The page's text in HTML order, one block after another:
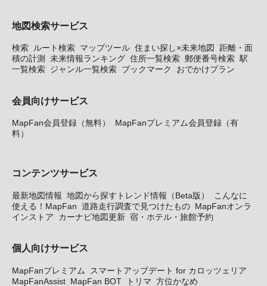
地図検索サービス
検索 ルート検索 マップツール 住まい探し×未来地図
距離・面
積の計測
未来情報ランキング 住所一覧検索 郵便番号検索 駅
一覧検索 ジャンル一覧検索 ブックマーク おでかけプラン
会員向けサービス
MapFan会員登録（無料）
MapFanプレミアム会員登録（有
料）
コンテンツサービス
最新地図情報 地図から探すトレンド情報（Beta版）
こんなに
使える！MapFan 道路走行調査で見つけたもの MapFanオンラ
インストア
カーナビ地図更新 宿・ホテル・旅館予約
個人向けサービス
MapFanプレミアム
スマートアップデート for カロッツェリア
MapFanAssist MapFan BOT トリマ 方位かなめ